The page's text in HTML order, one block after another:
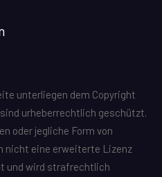
unterliegen dem Copyright
urheberrechtlich geschützt.
oder jegliche Form von
nicht eine erweiterte Lizenz
und wird strafrechtlich